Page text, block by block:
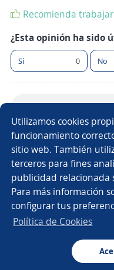
Utilizamos cookies
funcionamiento
sitio web. También
terceros para fines
publicidad relacionada
Para más información
configurar tus
Política de Cookies
Recomienda
¿Esta opinión ha sido
Sí 0 No
Copyright